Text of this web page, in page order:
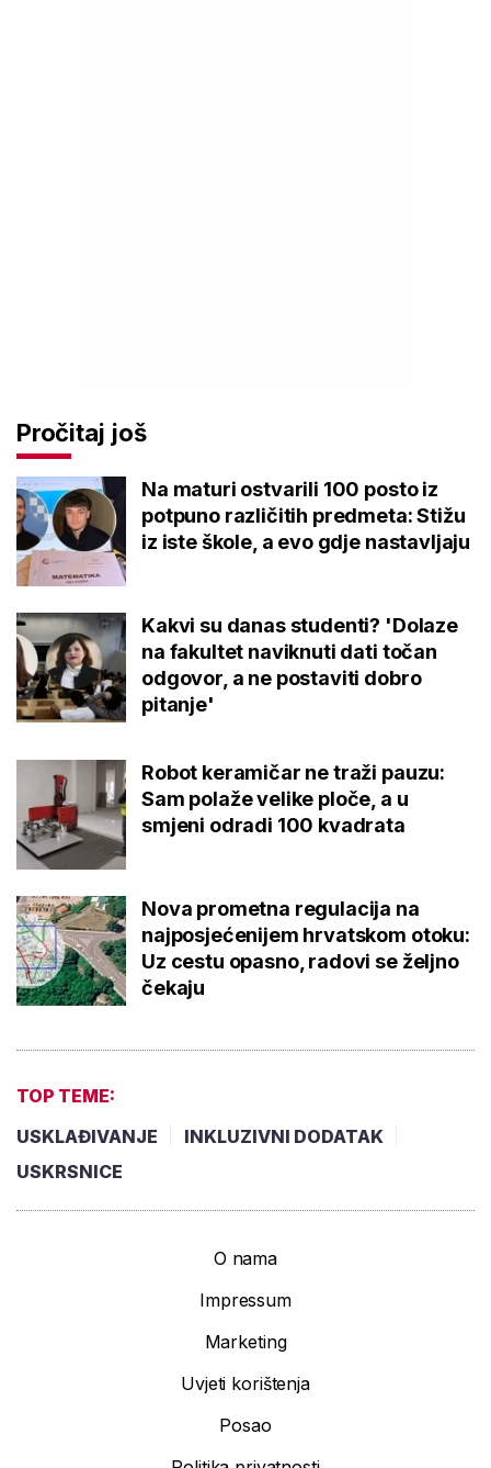
Pročitaj još
Na maturi ostvarili 100 posto iz
potpuno različitih predmeta: Stižu
iz iste škole, a evo gdje nastavljaju
Kakvi su danas studenti? 'Dolaze
na fakultet naviknuti dati točan
odgovor, a ne postaviti dobro
pitanje'
Robot keramičar ne traži pauzu:
Sam polaže velike ploče, a u
smjeni odradi 100 kvadrata
Nova prometna regulacija na
najposjećenijem hrvatskom otoku:
Uz cestu opasno, radovi se željno
čekaju
TOP TEME:
USKLAĐIVANJE
INKLUZIVNI DODATAK
USKRSNICE
O nama
Impressum
Marketing
Uvjeti korištenja
Posao